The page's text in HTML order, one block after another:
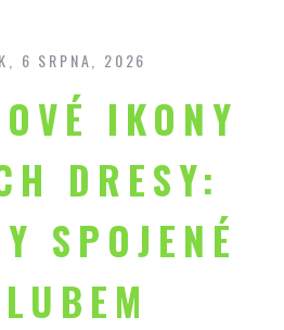
content
6 SRPNA, 2026
IKONY
DRESY:
SPOJENÉ